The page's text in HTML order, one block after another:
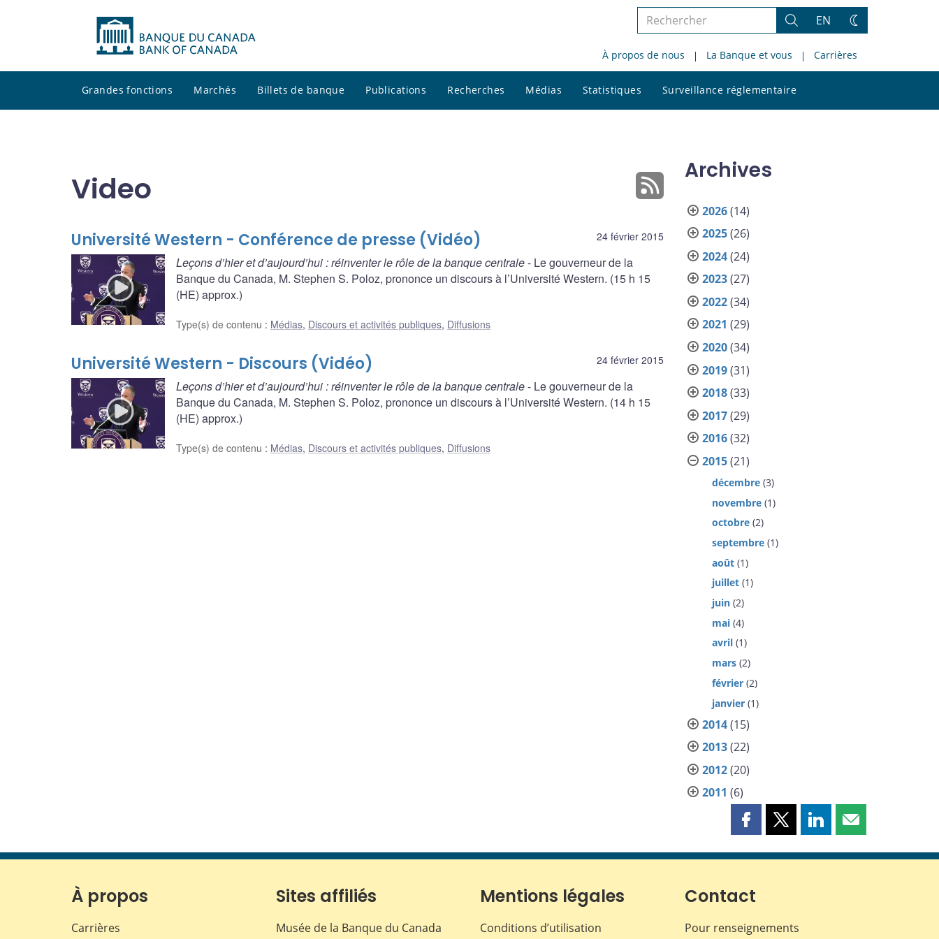
Rechercher
le
site
Rechercher
EN
Changez
thème
À propos de nous La Banque et vous Carrières
Grandes fonctions Marchés Billets de banque Publications Recherches Médias Statistiques Surveillance réglementaire
le
Video
24 février 2015
Université Western - Conférence de presse (Vidéo)
Leçons d’hier et d’aujourd’hui : réinventer le rôle de la banque centrale- Le gouverneur de la
Banque du Canada, M. Stephen S. Poloz, prononce un discours à l’Université Western. (15 h 15
(HE) approx.)
Type(s) de contenu : Médias, Discours et activités publiques, Diffusions
24 février 2015
Université Western - Discours (Vidéo)
Leçons d’hier et d’aujourd’hui : réinventer le rôle de la banque centrale- Le gouverneur de la
Banque du Canada, M. Stephen S. Poloz, prononce un discours à l’Université Western. (14 h 15
(HE) approx.)
Type(s) de contenu : Médias, Discours et activités publiques, Diffusions
Archives
2026(14)
2025(26)
2024(24)
2023(27)
2022(34)
2021 (29)
2020(34)
2019(31)
2018(33)
2017(29)
2016(32)
2015(21)
décembre (3)
novembre (1)
octobre (2)
septembre (1)
août (1)
juillet (1)
juin (2)
mai (4)
avril (1)
mars (2)
février (2)
janvier (1)
2014(15)
2013(22)
2012(20)
2011 (6)
Partager
page
Facebook
Partager
page
Partager
page
Partager
page
À propos
Carrières
Sites affiliés
Musée de la Banque du Canada
Mentions légales
Conditions d’utilisation
Contact
Pour renseignements